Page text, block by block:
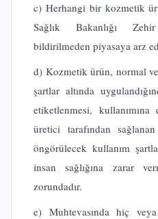
c) Herhangi bir kozmetik
Sağlık Bakanlığı
bildirilmeden piyasaya arz
d) Kozmetik ürün, normal
şartlar altında
etiketlenmesi,
üretici tarafından
öngörülecek kullanım
insan sağlığına zarar
zorundadır.
e) Muhtevasında hiç